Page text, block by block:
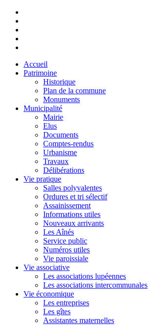
Accueil
Patrimoine
Historique
Plan de la commune
Monuments
Municipalité
Mairie
Elus
Documents
Comptes-rendus
Urbanisme
Travaux
Délibérations
Vie pratique
Salles polyvalentes
Ordures et tri sélectif
Assainissement
Informations utiles
Nouveaux arrivants
Les Aînés
Service public
Numéros utiles
Vie paroissiale
Vie associative
Les associations lupéennes
Les associations intercommunales
Vie économique
Les entreprises
Les gîtes
Assistantes maternelles